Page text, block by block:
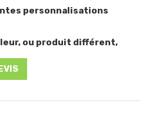
personnalisations
ou produit différent,